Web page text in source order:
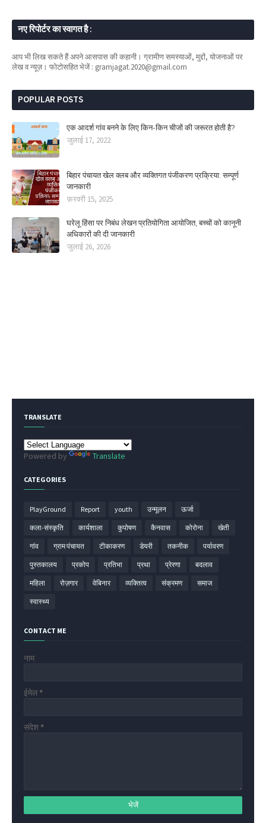
नए रिपोर्टर का स्वागत है :
आप भी लिख सकते हैं अपने आसपास की कहानी। ग्रामीण समस्याओं, मुद्दों, योजनाओं पर
लेख व न्यूज़। फोटोसहित भेजें : gramjagat.2020@gmail.com
POPULAR POSTS
एक आदर्श गांव बनने के लिए किन-किन चीजों की जरूरत होती है?
जुलाई 17, 2022
बिहार पंचायत खेल क्लब और व्यक्तिगत पंजीकरण प्रक्रिया: सम्पूर्ण
जानकारी
फ़रवरी 15, 2025
घरेलू हिंसा पर निबंध लेखन प्रतियोगिता आयोजित, बच्चों को कानूनी
अधिकारों की दी जानकारी
जुलाई 26, 2026
TRANSLATE
Powered by Translate
CATEGORIES
PlayGround Report youth उन्मूलन ऊर्जा
कला-संस्कृति कार्यशाला कुपोषण कैनवास कोरोना खेती
गांव ग्राम पंचायत टीकाकरण डेयरी तकनीक पर्यावरण
पुस्तकालय प्रकोप प्रतिभा प्रथा प्रेरणा बदलाव
महिला रोज़गार वेबिनार व्यक्तित्व संक्रमण समाज
स्वास्थ्य
CONTACT ME
नाम
ईमेल *
संदेश *